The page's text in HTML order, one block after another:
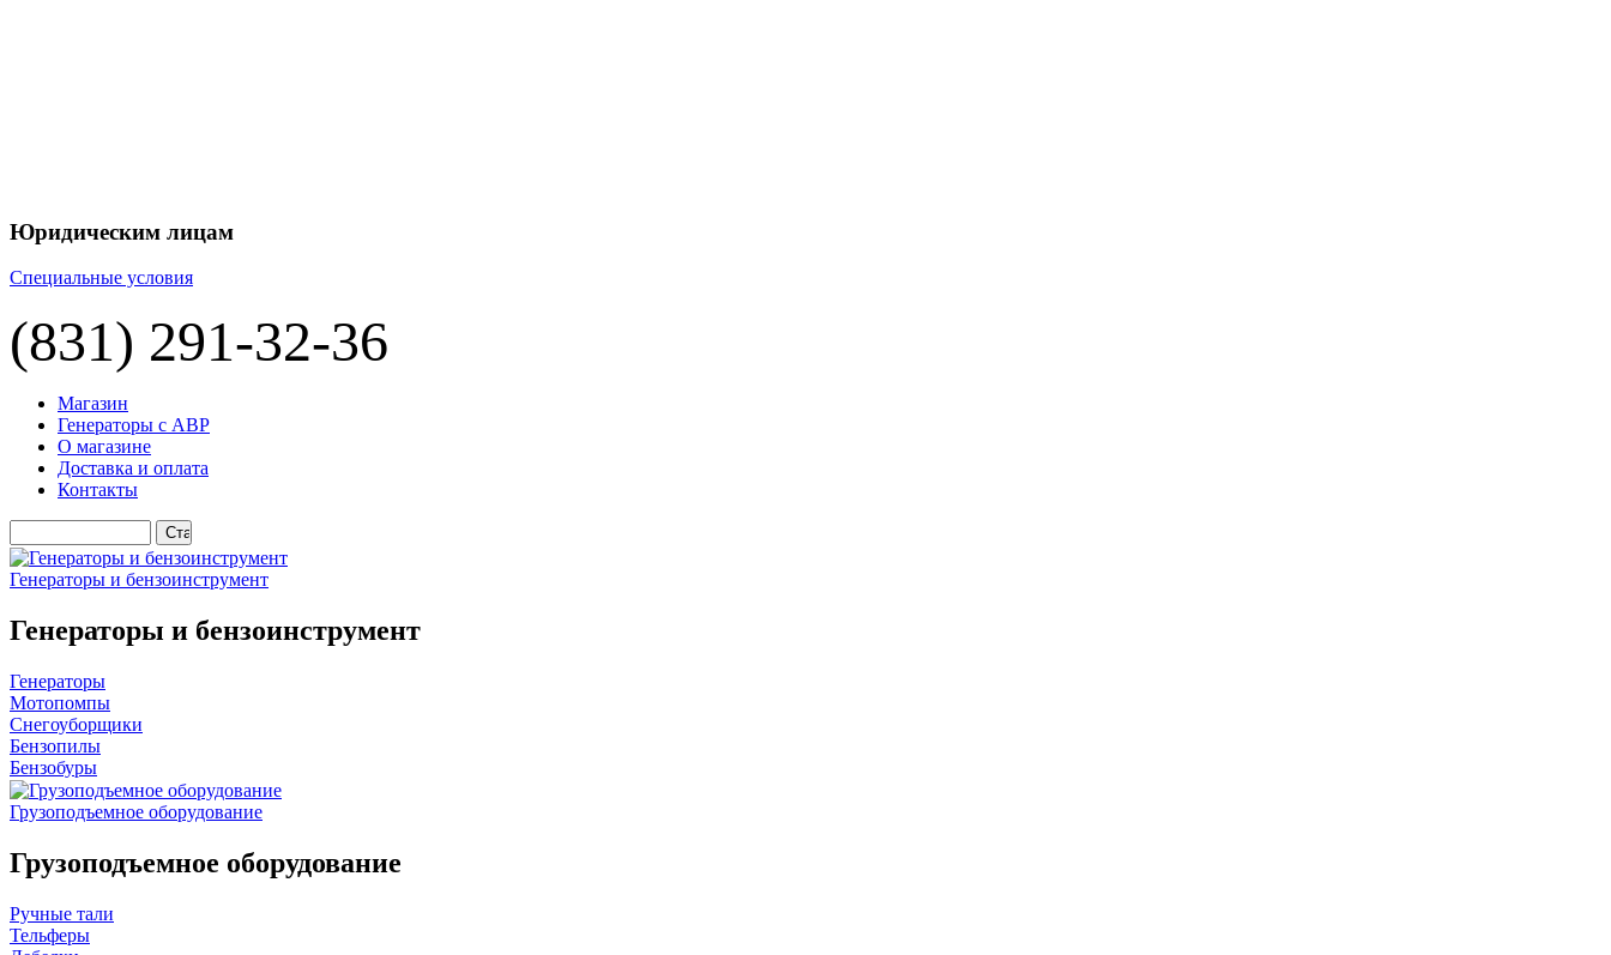
Юридическим лицам
Специальные условия
(831) 291-32-36
Магазин
Генераторы с АВР
О магазине
Доставка и оплата
Контакты
Генераторы и бензоинструмент
Генераторы и бензоинструмент
Генераторы
Мотопомпы
Снегоуборщики
Бензопилы
Бензобуры
Грузоподъемное оборудование
Грузоподъемное оборудование
Ручные тали
Тельферы